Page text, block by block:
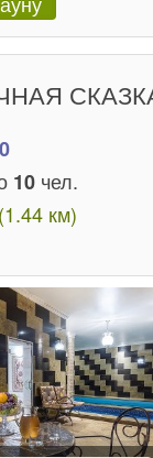
10 чел.
(1.44 км)